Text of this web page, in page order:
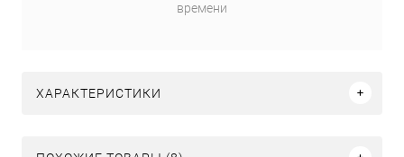
времени
ХАРАКТЕРИСТИКИ